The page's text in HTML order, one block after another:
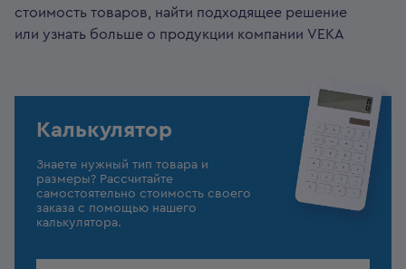
стоимость товаров, найти подходящее решение
или узнать больше о продукции компании VEKA
Калькулятор
Знаете нужный тип товара и
размеры? Рассчитайте
самостоятельно стоимость своего
заказа с помощью нашего
калькулятора.